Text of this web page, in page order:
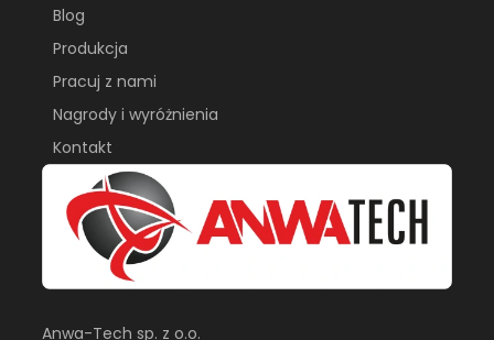
Blog
Produkcja
Pracuj z nami
Nagrody i wyróżnienia
Kontakt
Anwa-Tech sp. z o.o.